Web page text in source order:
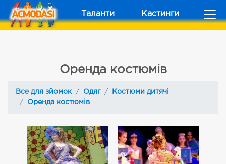
Таланти Кастинги
Оренда костюмів
Все для зйомок Одяг
Костюми дитячі
Оренда костюмів